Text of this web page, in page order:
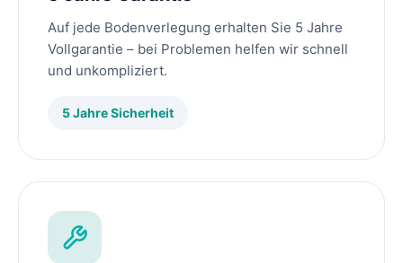
Auf jede Bodenverlegung erhalten Sie 5 Jahre
Vollgarantie – bei Problemen helfen wir schnell
und unkompliziert.
5 Jahre Sicherheit